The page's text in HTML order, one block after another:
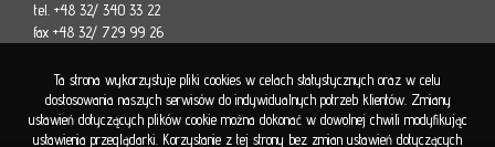
tel. +48 32/ 340 33 22
fax +48 32/ 729 99 26
Ta strona wykorzystuje pliki cookies w celach statystycznych oraz w celu
dostosowania naszych serwisów do indywidualnych potrzeb klientów. Zmiany
ustawień dotyczących plików cookie można dokonać w dowolnej chwili modyfikując
ustawienia przeglądarki. Korzystanie z tej strony bez zmian ustawień dotyczących